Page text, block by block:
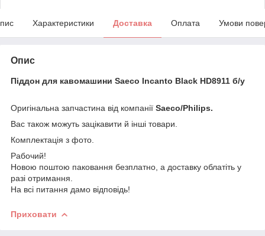
Характеристики Доставка Оплата Умови
Опис
Піддон для кавомашини Saeco Incanto Black HD8911 б/у
Оригінальна запчастина від компанії Saeco/Philips.
Вас також можуть зацікавити й інші товари.
Комплектація з фото.
Рабочий!
Новою поштою паковання безплатно, а доставку облатіть у
разі отримання.
На всі питання дамо відповідь!
Приховати